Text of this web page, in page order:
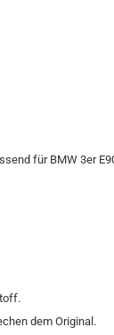
für BMW 3er
dem Original.